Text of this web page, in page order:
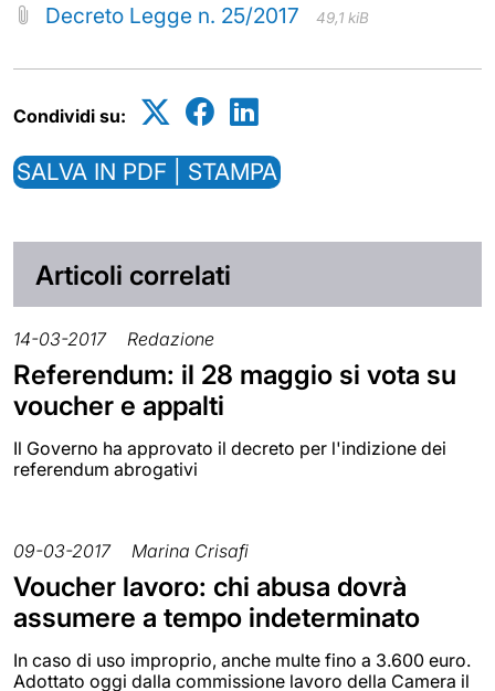
Decreto Legge n. 25/2017 49,1 kiB
Condividi su:
SALVA IN PDF | STAMPA
Articoli correlati
14-03-2017 Redazione
Referendum: il 28 maggio si vota su
voucher e appalti
Il Governo ha approvato il decreto per l'indizione dei
referendum abrogativi
09-03-2017 Marina Crisafi
Voucher lavoro: chi abusa dovrà
assumere a tempo indeterminato
In caso di uso improprio, anche multe fino a 3.600 euro.
Adottato oggi dalla commissione lavoro della Camera il